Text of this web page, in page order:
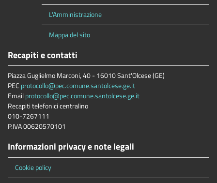
L'Amministrazione
Mappa del sito
Recapiti e contatti
Piazza Guglielmo Marconi, 40 - 16010 Sant'Olcese (GE)
PEC protocollo@pec.comune.santolcese.ge.it
Emailprotocollo@pec.comune.santolcese.ge.it
Recapiti telefonici centralino
010-7267111
P.IVA 00620570101
Informazioni privacy e note legali
Cookie policy